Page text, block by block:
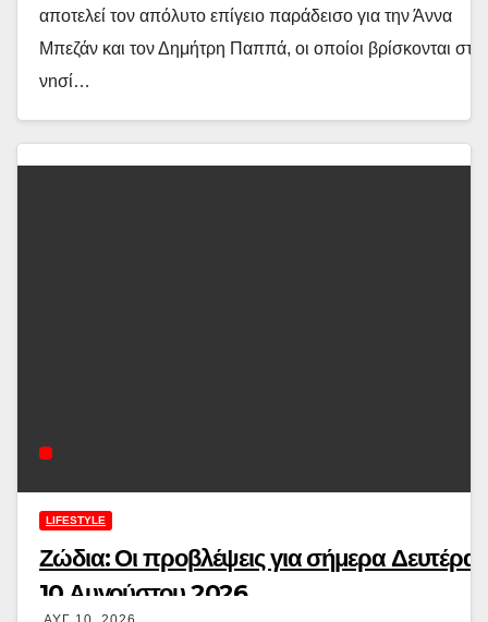
αποτελεί τον απόλυτο επίγειο παράδεισο για την Άννα
Μπεζάν και τον Δημήτρη Παππά, οι οποίοι βρίσκονται στο
νησί…
LIFESTYLE
Ζώδια: Οι προβλέψεις για σήμερα Δευτέρα
10 Αυγούστου 2026